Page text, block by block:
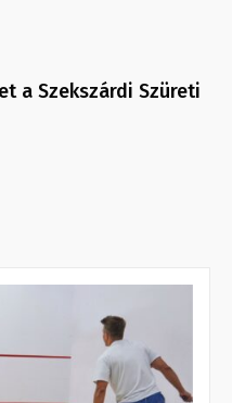
a Szekszárdi Szüreti